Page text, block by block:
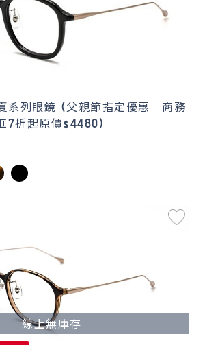
系列眼鏡 (父親節指定優惠｜商務
7折起原價$4480)
線上無庫存